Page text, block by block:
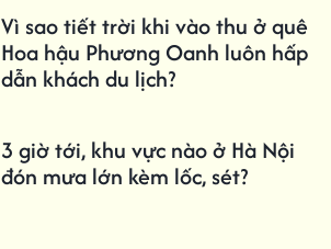
Vì sao tiết trời khi vào thu ở quê
Hoa hậu Phương Oanh luôn hấp
dẫn khách du lịch?
3 giờ tới, khu vực nào ở Hà Nội
đón mưa lớn kèm lốc, sét?